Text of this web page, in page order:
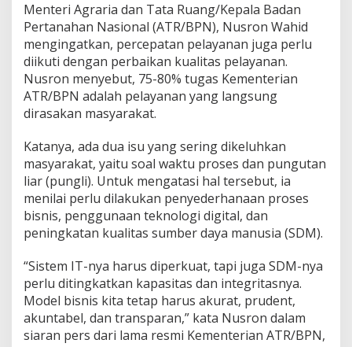
u
s
S
u
r
t
T
n
a
—
W
a
k
d
a
n
P
u
Menteri Agraria dan Tata Ruang/Kepala Badan
Pertanahan Nasional (ATR/BPN), Nusron Wahid
mengingatkan, percepatan pelayanan juga perlu
diikuti dengan perbaikan kualitas pelayanan.
Nusron menyebut, 75-80% tugas Kementerian
ATR/BPN adalah pelayanan yang langsung
dirasakan masyarakat.
Katanya, ada dua isu yang sering dikeluhkan
masyarakat, yaitu soal waktu proses dan pungutan
liar (pungli). Untuk mengatasi hal tersebut, ia
menilai perlu dilakukan penyederhanaan proses
bisnis, penggunaan teknologi digital, dan
peningkatan kualitas sumber daya manusia (SDM).
“Sistem IT-nya harus diperkuat, tapi juga SDM-nya
perlu ditingkatkan kapasitas dan integritasnya.
Model bisnis kita tetap harus akurat, prudent,
akuntabel, dan transparan,” kata Nusron dalam
siaran pers dari lama resmi Kementerian ATR/BPN,